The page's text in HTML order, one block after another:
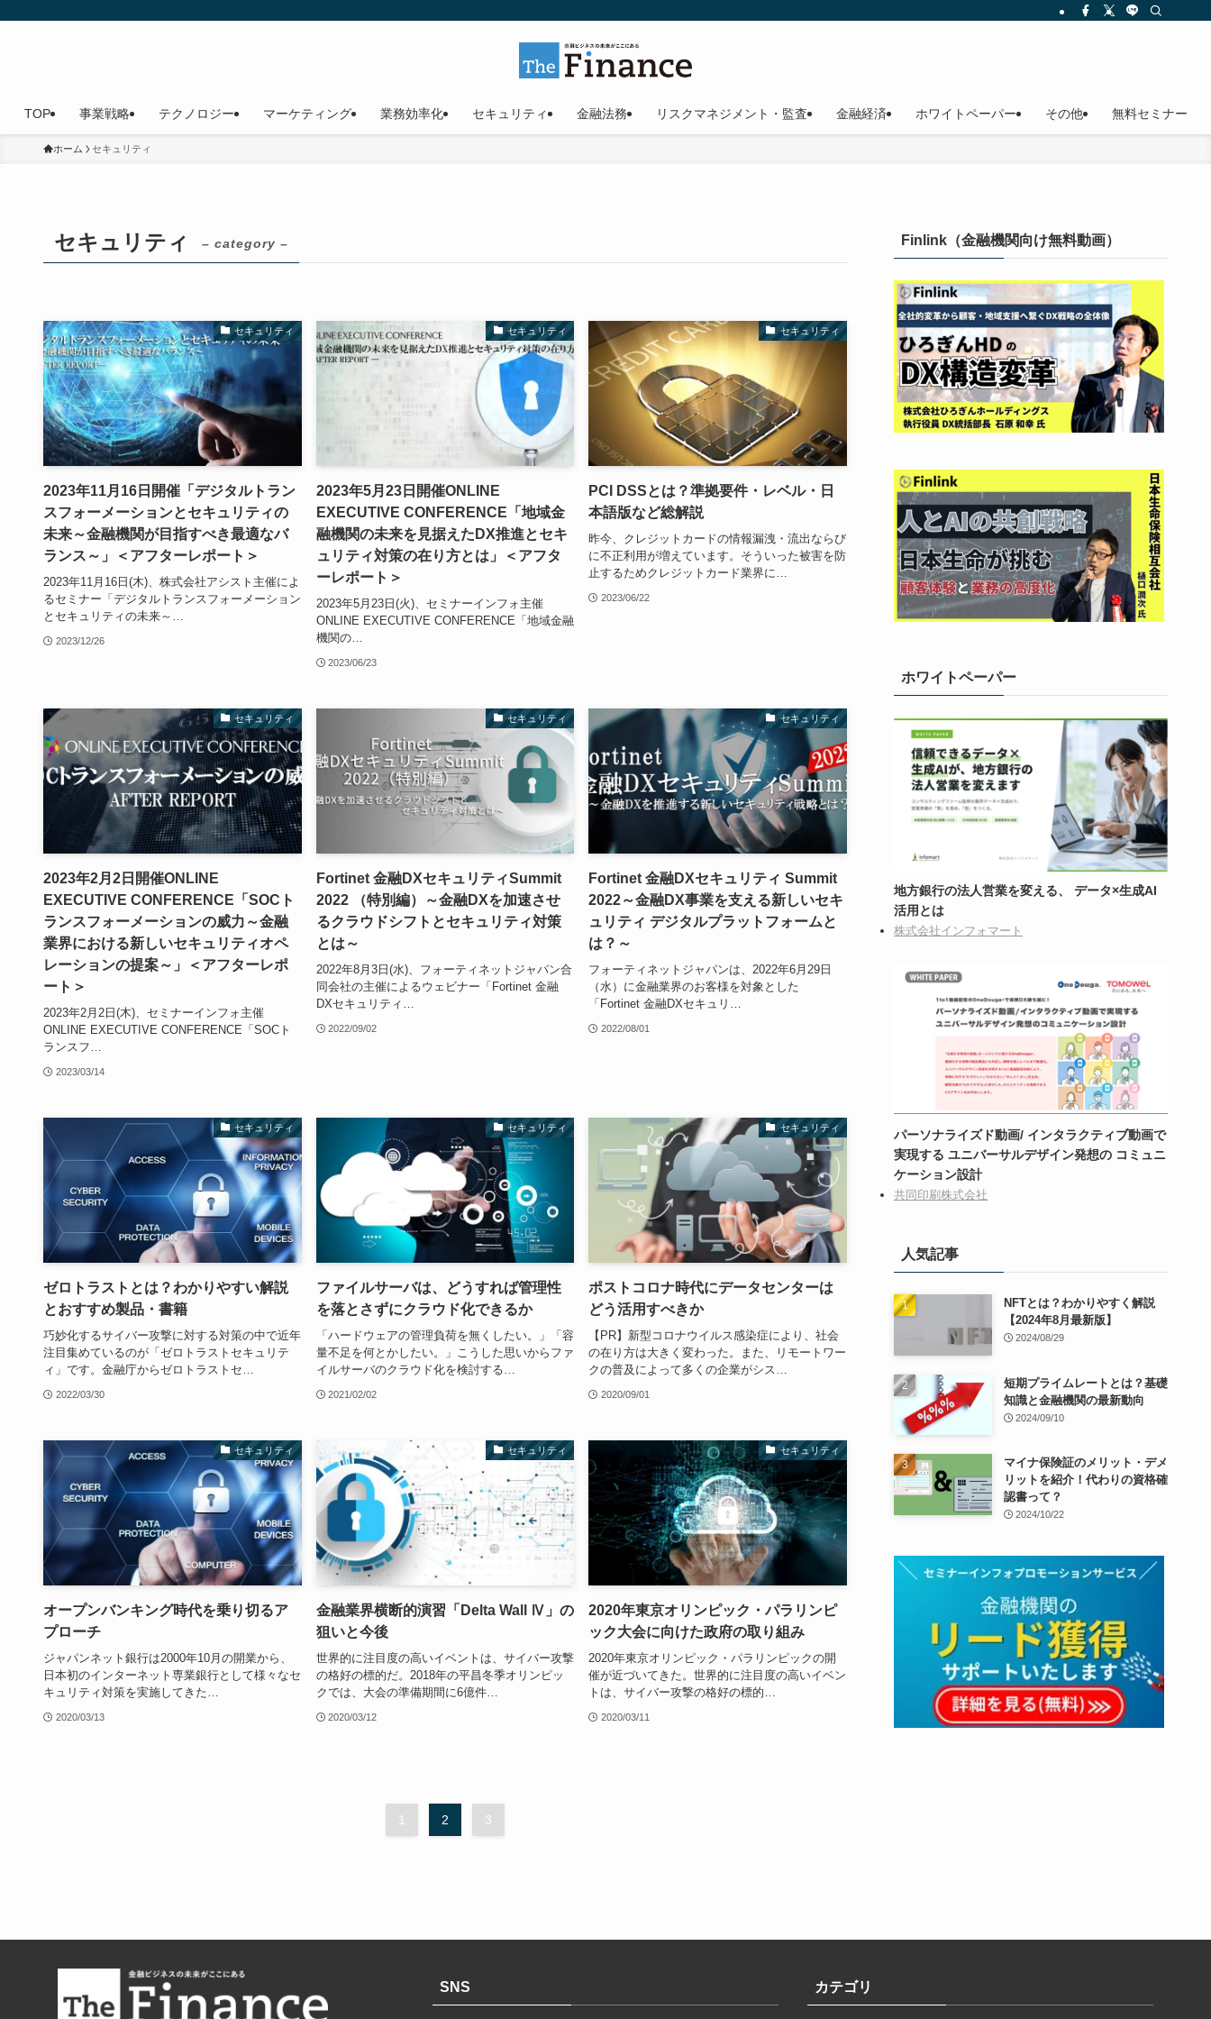
TOP 事業戦略 テクノロジー マーケティング 業務効率化 セキュリティ 金融法務 リスクマネジメント・監査 金融経済 ホワイトペーパー その他 無料セミナー
ホーム セキュリティ
セキュリティ – category –
セキュリティ
2023年11月16日開催「デジタルトラン
スフォーメーションとセキュリティの
未来～金融機関が目指すべき最適なバ
ランス～」＜アフターレポート＞
2023年11月16日(木)、株式会社アシスト主催によ
るセミナー「デジタルトランスフォーメーション
とセキュリティの未来～…
2023/12/26
セキュリティ
2023年5月23日開催ONLINE
EXECUTIVE CONFERENCE「地域金
融機関の未来を見据えたDX推進とセキ
ュリティ対策の在り方とは」＜アフタ
ーレポート＞
2023年5月23日(火)、セミナーインフォ主催
ONLINE EXECUTIVE CONFERENCE「地域金融
機関の…
2023/06/23
セキュリティ
PCI DSSとは？準拠要件・レベル・日
本語版など総解説
昨今、クレジットカードの情報漏洩・流出ならび
に不正利用が増えています。そういった被害を防
止するためクレジットカード業界に…
2023/06/22
セキュリティ
2023年2月2日開催ONLINE
EXECUTIVE CONFERENCE「SOCト
ランスフォーメーションの威力～金融
業界における新しいセキュリティオペ
レーションの提案～」＜アフターレポ
ート＞
2023年2月2日(木)、セミナーインフォ主催
ONLINE EXECUTIVE CONFERENCE「SOCト
ランスフ…
2023/03/14
セキュリティ
Fortinet 金融DXセキュリティSummit
2022 （特別編）～金融DXを加速させ
るクラウドシフトとセキュリティ対策
とは～
2022年8月3日(水)、フォーティネットジャパン合
同会社の主催によるウェビナー「Fortinet 金融
DXセキュリティ…
2022/09/02
セキュリティ
Fortinet 金融DXセキュリティ Summit
2022～金融DX事業を支える新しいセキ
ュリティ デジタルプラットフォームと
は？～
フォーティネットジャパンは、2022年6月29日
（水）に金融業界のお客様を対象とした
「Fortinet 金融DXセキュリ…
2022/08/01
セキュリティ
ゼロトラストとは？わかりやすい解説
とおすすめ製品・書籍
巧妙化するサイバー攻撃に対する対策の中で近年
注目集めているのが「ゼロトラストセキュリテ
ィ」です。金融庁からゼロトラストセ…
2022/03/30
セキュリティ
ファイルサーバは、どうすれば管理性
を落とさずにクラウド化できるか
「ハードウェアの管理負荷を無くしたい。」「容
量不足を何とかしたい。」こうした思いからファ
イルサーバのクラウド化を検討する…
2021/02/02
セキュリティ
ポストコロナ時代にデータセンターは
どう活用すべきか
【PR】新型コロナウイルス感染症により、社会
の在り方は大きく変わった。また、リモートワー
クの普及によって多くの企業がシス…
2020/09/01
セキュリティ
オープンバンキング時代を乗り切るア
プローチ
ジャパンネット銀行は2000年10月の開業から、
日本初のインターネット専業銀行として様々なセ
キュリティ対策を実施してきた…
2020/03/13
セキュリティ
金融業界横断的演習「Delta Wall Ⅳ」の
狙いと今後
世界的に注目度の高いイベントは、サイバー攻撃
の格好の標的だ。2018年の平昌冬季オリンピッ
クでは、大会の準備期間に6億件…
2020/03/12
セキュリティ
2020年東京オリンピック・パラリンピ
ック大会に向けた政府の取り組み
2020年東京オリンピック・パラリンピックの開
催が近づいてきた。世界的に注目度の高いイベン
トは、サイバー攻撃の格好の標的…
2020/03/11
1 2 3
Finlink（金融機関向け無料動画）
ホワイトペーパー
地方銀行の法人営業を変える、 データ×生成AI
活用とは
株式会社インフォマート
パーソナライズド動画/ インタラクティブ動画で
実現する ユニバーサルデザイン発想の コミュニ
ケーション設計
共同印刷株式会社
人気記事
NFTとは？わかりやすく解説
【2024年8月最新版】
2024/08/29
短期プライムレートとは？基礎
知識と金融機関の最新動向
2024/09/10
マイナ保険証のメリット・デメ
リットを紹介！代わりの資格確
認書って？
2024/10/22
SNS カテゴリ